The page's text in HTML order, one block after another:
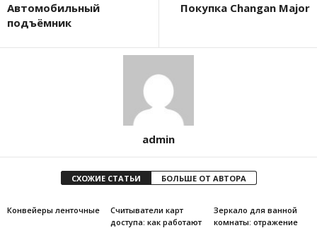
Автомобильный
подъёмник
Покупка Changan Major
admin
СХОЖИЕ СТАТЬИ БОЛЬШЕ ОТ АВТОРА
Конвейеры ленточные
Считыватели карт
доступа: как работают
Зеркало для ванной
комнаты: отражение